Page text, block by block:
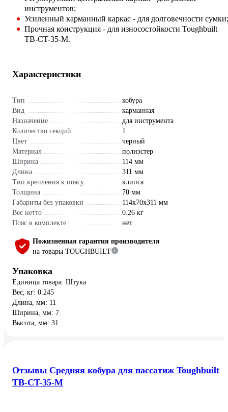
инструментов;
Усиленный карманный каркас - для долговечности сумки;
Прочная конструкция - для износостойкости Toughbuilt
TB-CT-35-M.
Характеристики
Тип
кобура
Вид
карманная
Назначение
для инструмента
Количество секций
1
Цвет
черный
Материал
полиэстер
Ширина
114 мм
Длина
311 мм
Тип крепления к поясу
клипса
Толщина
70 мм
Габариты без упаковки
114x70x311 мм
Вес нетто
0.26 кг
Пояс в комплекте
нет
Пожизненная гарантия производителя
на товары TOUGHBUILT
Упаковка
Единица товара: Штука
Вес, кг: 0.245
Длина, мм: 11
Ширина, мм: 7
Высота, мм: 31
Отзывы Средняя кобура для пассатиж Toughbuilt
TB-CT-35-M